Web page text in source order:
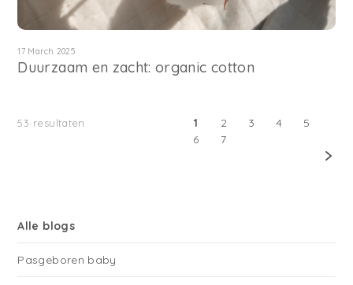
17 March 2025
Duurzaam en zacht: organic cotton
53 resultaten 1 2 3 4
5
6
7
Alle blogs
Pasgeboren baby